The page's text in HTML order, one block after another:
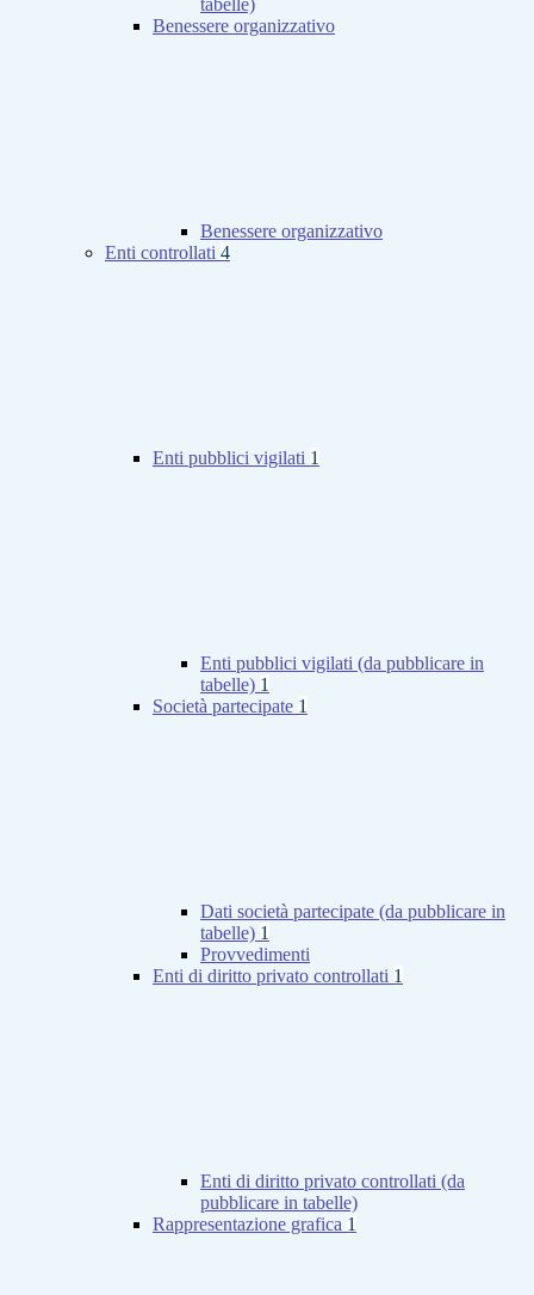
tabelle)
Benessere organizzativo
Benessere organizzativo
Enti controllati 4
Enti pubblici vigilati 1
Enti pubblici vigilati (da pubblicare in
tabelle) 1
Società partecipate 1
Dati società partecipate (da pubblicare in
tabelle) 1
Provvedimenti
Enti di diritto privato controllati 1
Enti di diritto privato controllati (da
pubblicare in tabelle)
Rappresentazione grafica 1